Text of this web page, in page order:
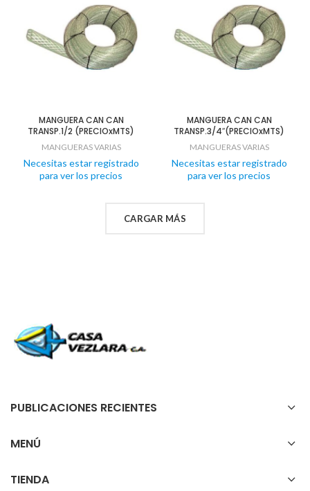
MANGUERA CAN CAN
TRANSP.1/2 (PRECIOxMTS)
MANGUERAS VARIAS
Necesitas estar registrado
para ver los precios
MANGUERA CAN CAN
TRANSP.3/4″(PRECIOxMTS)
MANGUERAS VARIAS
Necesitas estar registrado
para ver los precios
CARGAR MÁS
PUBLICACIONES RECIENTES
MENÚ
TIENDA